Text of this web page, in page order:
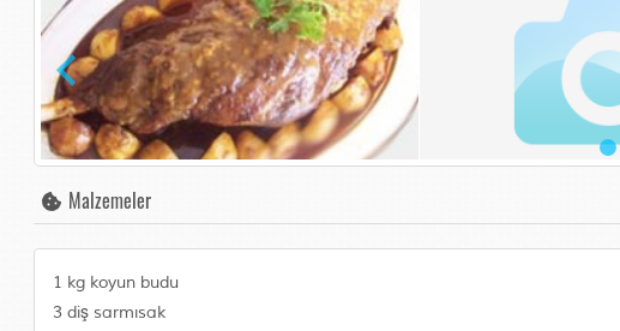
Malzemeler
1 kg koyun budu
3 diş sarmısak